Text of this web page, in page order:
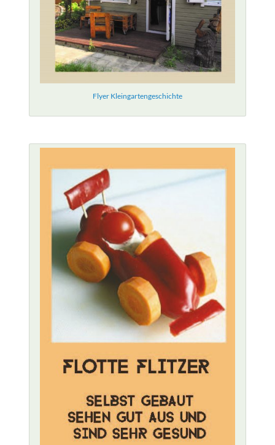
Flyer Kleingartengeschichte